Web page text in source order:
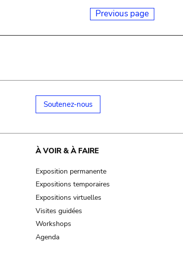
Previous page
Soutenez-nous
À VOIR & À FAIRE
Exposition permanente
Expositions temporaires
Expositions virtuelles
Visites guidées
Workshops
Agenda